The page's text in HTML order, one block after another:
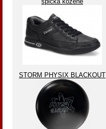
STORM PHYSIX BLACKOUT